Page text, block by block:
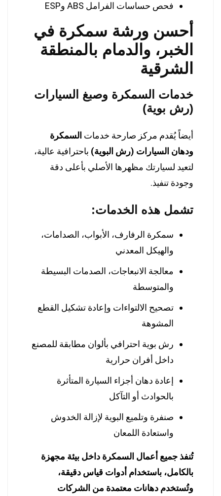
فحص حساسات الفرامل ABS وESP
أحسن ورشة سمكرة في
الخبر، والدمام بالمنطقة
الشرقية
خدمات السمكرة وصبغ السيارات
(رش بوية)
أيضاً يُقدم مركز صارحة خدمات السمكرة
ودهان السيارات (رش البوية) باحترافية عالية،
لتعيد لسيارتك مظهرها الأصلي بأعلى دقة
وجودة تنفيذ.
تشمل هذه الخدمات:
سمكرة الرفارف، الأبواب، الصدامات،
والهيكل المعدني
معالجة الانبعاجات، الصدمات البسيطة
والمتوسطة
تصحيح الالتواءات وإعادة تشكيل القطع
المشوهة
رش بوية احترافي بألوان مطابقة للمصنع
داخل أفران حرارية
إعادة دهان أجزاء السيارة المتأثرة
بالحوادث أو التآكل
صنفرة وتلميع البوية لإزالة الخدوش
واستعادة اللمعان
تُنفذ جميع أعمال السمكرة داخل بيئة مجهزة
بالكامل، باستخدام أدوات قياس دقيقة،
وتُستخدم دهانات معتمدة من الشركات